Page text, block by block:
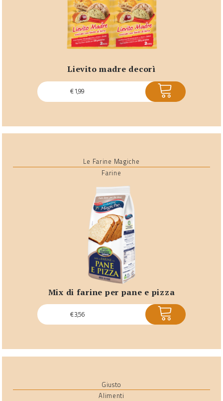
lievito madre decorì
€1,99 ACQUISTA
Le Farine Magiche
Farine
mix di farine per pane e pizza
€3,56 ACQUISTA
Giusto
Alimenti